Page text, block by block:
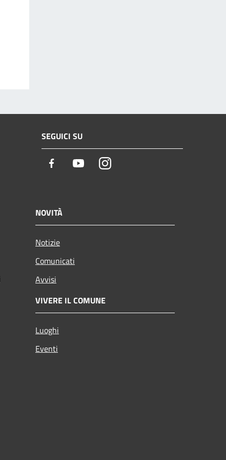
SEGUICI SU
Facebook YoutubeInstagram
NOVITÀ
Notizie
Comunicati
Avvisi
VIVERE IL COMUNE
Luoghi
Eventi